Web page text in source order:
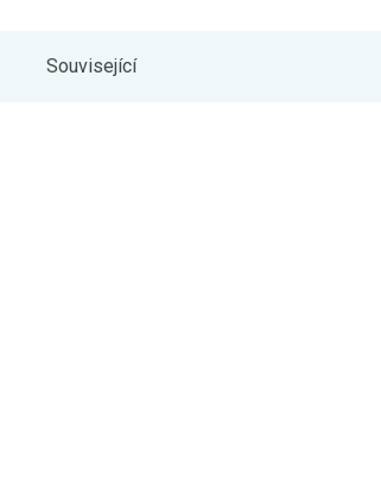
Související